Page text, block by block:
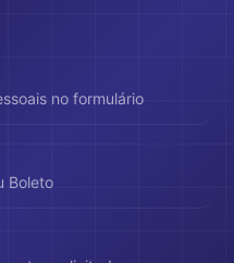
no formulário
Boleto